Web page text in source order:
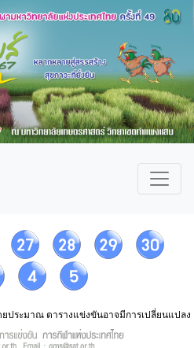
ยประมาณ ตารางแข่งขันอาจมีการเปลี่ยนแปลง